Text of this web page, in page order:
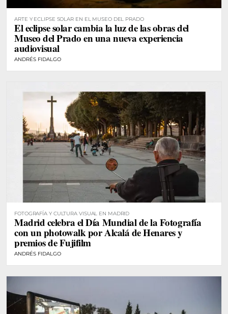
ARTE Y ECLIPSE SOLAR EN EL MUSEO DEL PRADO
El eclipse solar cambia la luz de las obras del
Museo del Prado en una nueva experiencia
audiovisual
ANDRÉS FIDALGO
FOTOGRAFÍA Y CULTURA VISUAL EN MADRID
Madrid celebra el Día Mundial de la Fotografía
con un photowalk por Alcalá de Henares y
premios de Fujifilm
ANDRÉS FIDALGO